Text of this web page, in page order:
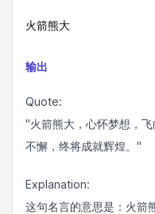
火箭熊大
输出
Quote:
"火箭熊大，心怀梦想，
不懈，终将成就辉煌。"
Explanation:
这句名言的意思是：火箭